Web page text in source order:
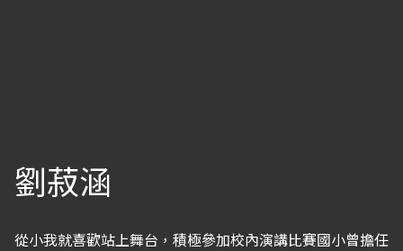
劉菽涵
從小我就喜歡站上舞台，積極參加校內演講比賽國小曾擔任